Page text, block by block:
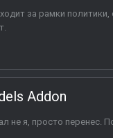
за рамки политики,
Addon
не я, просто перенес.